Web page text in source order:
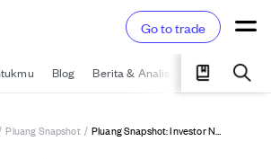
Go to trade
Blog Berita & Analisis Pelajari
Pluang Snapshot / Pluang Snapshot: Investor Nantikan Neraca Dagang, Kebijakan Covid China Renggang